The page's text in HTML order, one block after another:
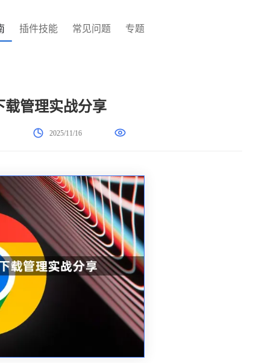
插件技能 常见问题 专题
载管理实战分享
2025/11/16